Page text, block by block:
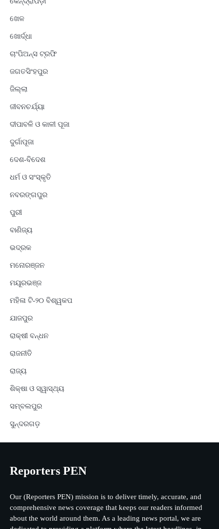
ଖେଳ
ଖୋର୍ଦ୍ଧା
ଚାଂପିଅନ୍ସ ଟ୍ରଫି
ଜଗତସିଂହପୁର
ଜିଲ୍ଲା
ଜୀବନଚର୍ଯ୍ୟା
ଦୀପାବଳି ଓ କାଳୀ ପୂଜା
ଦୁର୍ଗାପୂଜା
ଦେଶ-ବିଦେଶ
ଧର୍ମ ଓ ସଂସ୍କୃତି
ନବରଙ୍ଗପୁର
ପୁରୀ
ବାଣିଜ୍ୟ
ଭଦ୍ରକ
ମନୋରଞ୍ଜନ
ମୟୂରଭଞ୍ଜ
ମହିଳା ଟି-୨୦ ବିଶ୍ୱକପ
ଯାଜପୁର
ରାକ୍ଷୀ ବନ୍ଧନ
ରାଜନୀତି
ରାଜ୍ୟ
ଶିକ୍ଷା ଓ ସ୍ୱାସ୍ଥ୍ୟ
ସମ୍ବଲପୁର
ସୁନ୍ଦରଗଡ଼
Reporters PEN
Our (Reporters PEN) mission is to deliver timely, accurate, and
comprehensive news coverage that keeps our readers informed
about the world around them. As a leading news portal, we are